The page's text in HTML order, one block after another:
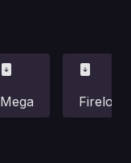
Mega Fireload